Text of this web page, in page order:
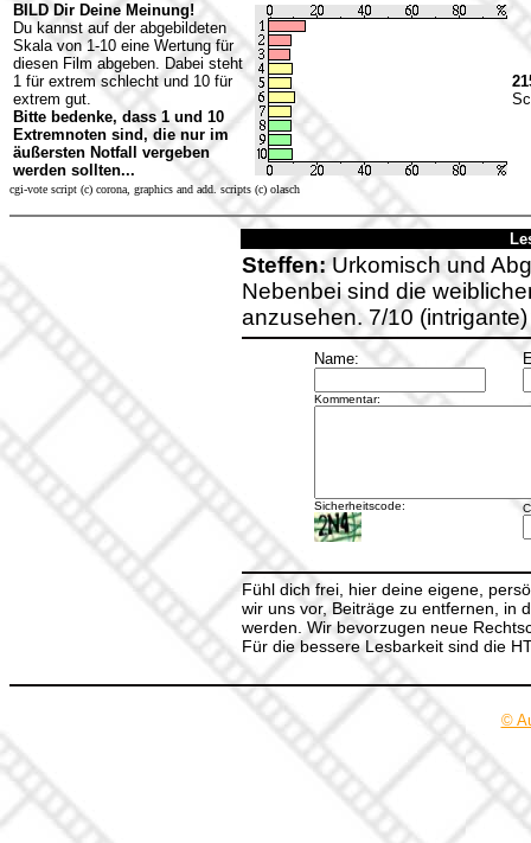
BILD Dir Deine Meinung!
Du kannst auf der abgebildeten
Skala von 1-10 eine Wertung für
diesen Film abgeben. Dabei steht
1 für extrem schlecht und 10 für
extrem gut.
Bitte bedenke, dass 1 und 10
Extremnoten sind, die nur im
äußersten Notfall vergeben
werden sollten...
cgi-vote script (c) corona, graphics and add. scripts (c) olasch
Steffen:Urkomisch und
Nebenbei sind die
anzusehen. 7/10
Name:
Kommentar:
Sicherheitscode:
Fühl dich frei, hier deine eigene,
wir uns vor, Beiträge zu entfernen, in
werden. Wir bevorzugen neue
Für die bessere Lesbarkeit sind die
©